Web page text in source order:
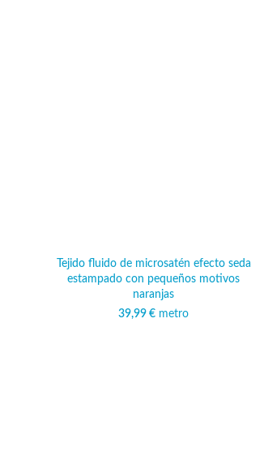
Tejido fluido de microsatén efecto seda
estampado con pequeños motivos
naranjas
39,99 € metro